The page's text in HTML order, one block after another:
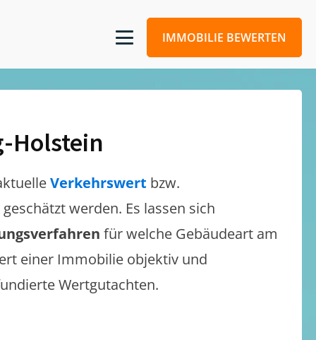
IMMOBILIE BEWERTEN
Holstein
Verkehrswert bzw.
werden. Es lassen sich
für welche Gebäudeart am
einer Immobilie objektiv und
Wertgutachten.